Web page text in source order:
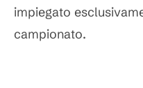
impiegato
campionato.